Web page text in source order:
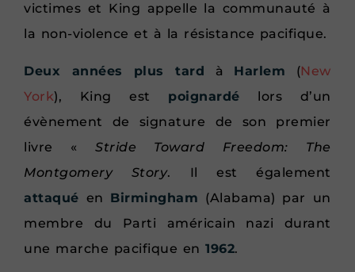
victimes et King appelle la communauté à
la non-violence et à la résistance pacifique.
Deux années plus tard à Harlem (New
York), King est poignardé lors d’un
évènement de signature de son premier
livre «Stride Toward Freedom: The
Montgomery Story. Il est également
attaqué en Birmingham (Alabama) par un
membre du Parti américain nazi durant
une marche pacifique en1962.